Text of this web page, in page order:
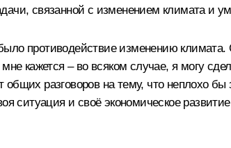
связанной с изменением климата и
противодействие изменению
кажется – во всяком случае, я могу
разговоров на тему, что неплохо
ситуация и своё экономическое